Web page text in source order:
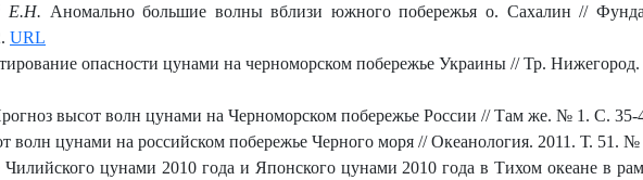
Е.Н. Аномально большие волны вблизи южного побережья о. Сахалин //
URL
опасности цунами на черноморском побережье Украины // Тр.
высот волн цунами на Черноморском побережье России // Там же. № 1. С. 35-
волн цунами на российском побережье Черного моря // Океанология. 2011. Т. 51.
цунами 2010 года и Японского цунами 2010 года в Тихом океане в